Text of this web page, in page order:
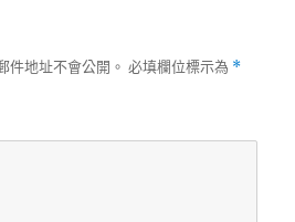
件地址不會公開。 必填欄位標示為 *